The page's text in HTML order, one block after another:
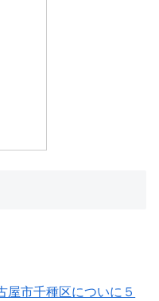
市千種区についに５